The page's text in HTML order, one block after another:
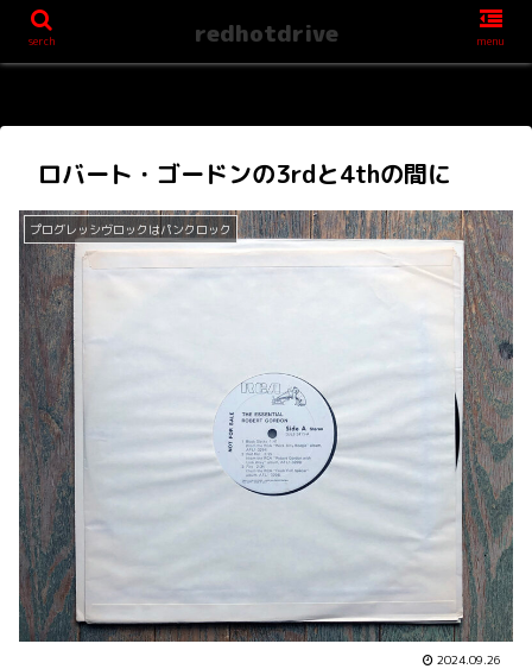
ロバート・ゴードンの3rdと4thの間に
プログレッシヴロックはパンクロック
2024.09.26
serch redhotdrive menu